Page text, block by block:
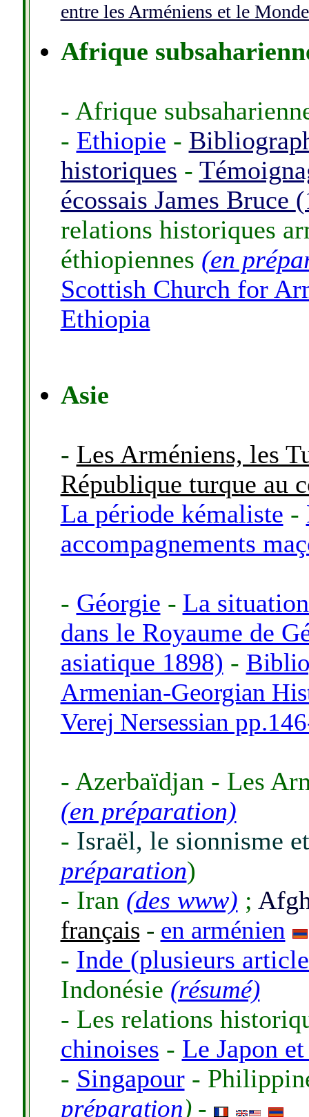
entre les Arméniens et le
Afrique
- Afrique
- Ethiopie -
historiques -
écossais James Bruce
relations historiques
éthiopiennes (en
Scottish Church for
Ethiopia
Asie
- Les Arméniens, les
République turque au
La période kémaliste -
accompagnements
- Géorgie - La
dans le Royaume de
asiatique 1898) -
Armenian-Georgian
Verej Nersessian
- Azerbaïdjan - Les
(en préparation)
- Israël, le sionnisme
préparation)
- Iran (des www) ;
français - en arménien
- Inde (plusieurs
Indonésie (résumé)
- Les relations
chinoises - Le Japon
- Singapour-
préparation) -